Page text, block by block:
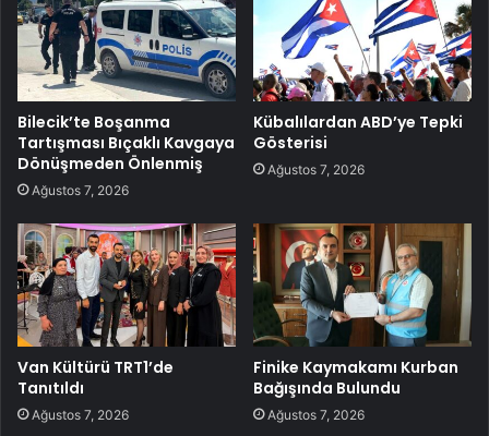
Bilecik’te Boşanma
Tartışması Bıçaklı Kavgaya
Dönüşmeden Önlenmiş
Ağustos 7, 2026
Kübalılardan ABD’ye Tepki
Gösterisi
Ağustos 7, 2026
Van Kültürü TRT1’de
Tanıtıldı
Ağustos 7, 2026
Finike Kaymakamı Kurban
Bağışında Bulundu
Ağustos 7, 2026